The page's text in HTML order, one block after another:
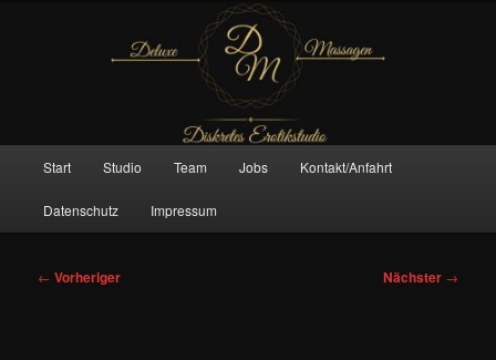
Deluxe Massagen And More
Start Studio Team Jobs Kontakt/Anfahrt
Datenschutz Impressum
Beitragsnavigation
← Vorheriger Nächster →